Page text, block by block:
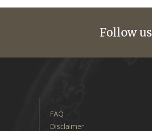
Follow us
FAQ
Disclaimer